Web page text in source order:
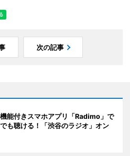
次の記事
能付きスマホアプリ「Radimo」で
も聴ける！「渋谷のラジオ」オン